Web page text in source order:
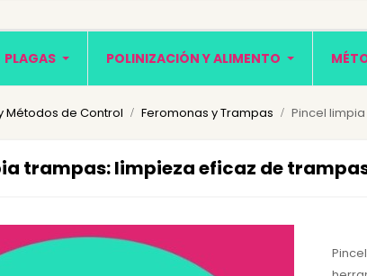
PLAGAS POLINIZACIÓN Y ALIMENTO
Métodos de Control Feromonas y Trampas Pincel
trampas: limpieza eficaz de